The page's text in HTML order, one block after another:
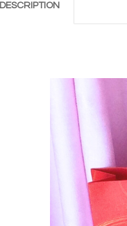
DESCRIPTION